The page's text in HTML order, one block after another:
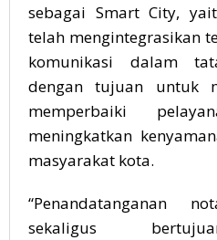
sebagai Smart City,
telah mengintegrasikan
komunikasi dalam
dengan tujuan untuk
memperbaiki
meningkatkan
masyarakat kota.
“Penandatanganan
sekaligus